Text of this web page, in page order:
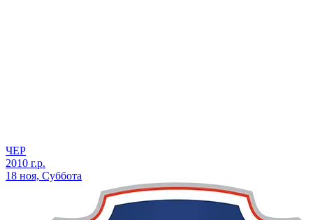
ЧЕР
2010 г.р.
18 ноя, Суббота